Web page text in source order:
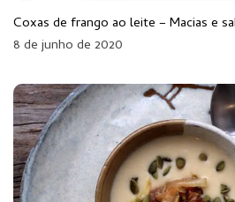
Coxas de frango ao leite – Macias e
8 de junho de 2020